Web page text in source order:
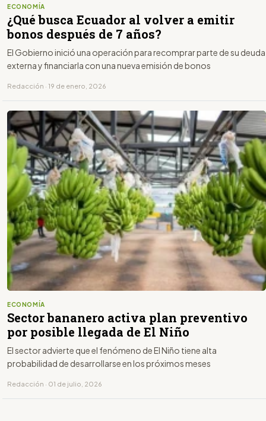
ECONOMÍA
¿Qué busca Ecuador al volver a emitir
bonos después de 7 años?
El Gobierno inició una operación para recomprar parte de su deuda
externa y financiarla con una nueva emisión de bonos
Redacción · 19 de enero, 2026
ECONOMÍA
Sector bananero activa plan preventivo
por posible llegada de El Niño
El sector advierte que el fenómeno de El Niño tiene alta
probabilidad de desarrollarse en los próximos meses
Redacción · 01 de julio, 2026